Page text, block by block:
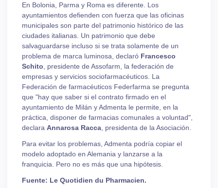
En Bolonia, Parma y Roma es diferente. Los
ayuntamientos defienden con fuerza que las oficinas
municipales son parte del patrimonio histórico de las
ciudades italianas. Un patrimonio que debe
salvaguardarse incluso si se trata solamente de un
problema de marca luminosa, declaró Francesco
Schito , presidente de Assofarm, la federación de
empresas y servicios sociofarmacéuticos. La
Federación de farmacéuticos Federfarma se pregunta
que "hay que saber si el contrato firmado en el
ayuntamiento de Milán y Admenta le permite, en la
práctica, disponer de farmacias comunales a voluntad",
declara Annarosa Racca , presidenta de la Asociación.
Para evitar los problemas, Admenta podría copiar el
modelo adoptado en Alemania y lanzarse a la
franquicia. Pero no es más que una hipótesis.
Fuente: Le Quotidien du Pharmacien.